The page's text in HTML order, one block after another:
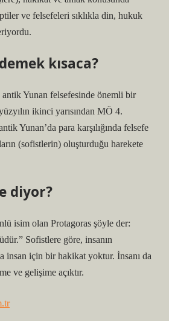
ve felsefeleri sıklıkla din, hukuk
kısaca?
Yunan felsefesinde önemli bir
ikinci yarısından MÖ 4.
Yunan’da para karşılığında felsefe
(sofistlerin) oluşturduğu harekete
diyor?
isim olan Protagoras şöyle der:
Sofistlere göre, insanın
insan için bir hakikat yoktur. İnsanı da
ve gelişime açıktır.